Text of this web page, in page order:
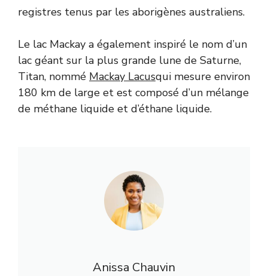
registres tenus par les aborigènes australiens.
Le lac Mackay a également inspiré le nom d’un
lac géant sur la plus grande lune de Saturne,
Titan, nommé Mackay Lacusqui mesure environ
180 km de large et est composé d’un mélange
de méthane liquide et d’éthane liquide.
Anissa Chauvin